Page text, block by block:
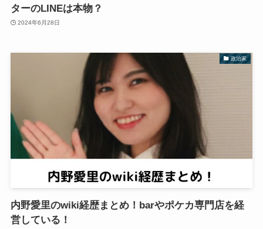
ターのLINEは本物？
2024年6月28日
政治家
内野愛里のwiki経歴まとめ！barやポケカ専門店を経
営している！